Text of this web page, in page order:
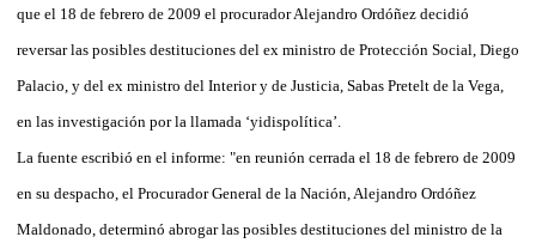
que el 18 de febrero de 2009 el procurador Alejandro Ordóñez decidió
reversar las posibles destituciones del ex ministro de Protección Social, Diego
Palacio, y del ex ministro del Interior y de Justicia, Sabas Pretelt de la Vega,
en las investigación por la llamada ‘yidispolítica’.
La fuente escribió en el informe: "en reunión cerrada el 18 de febrero de 2009
en su despacho, el Procurador General de la Nación, Alejandro Ordóñez
Maldonado, determinó abrogar las posibles destituciones del ministro de la